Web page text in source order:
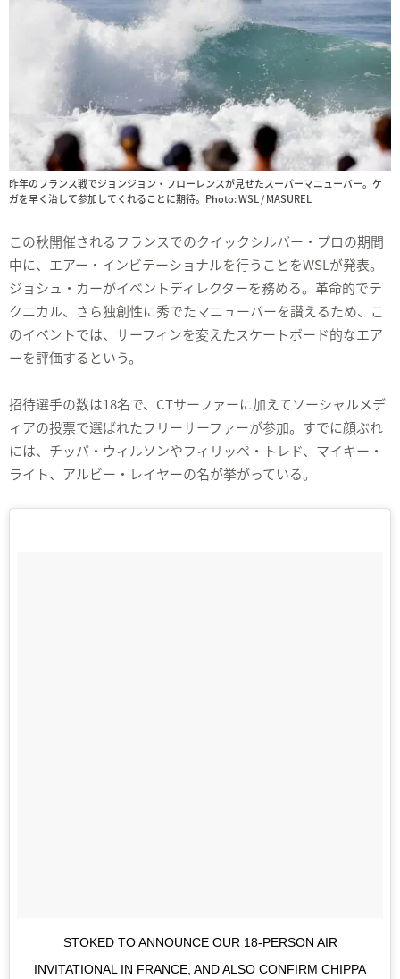
昨年のフランス戦でジョンジョン・フローレンスが見せたスーパーマニューバー。ケ
ガを早く治して参加してくれることに期待。Photo: WSL / MASUREL
この秋開催されるフランスでのクイックシルバー・プロの期間
中に、エアー・インビテーショナルを行うことをWSLが発表。
ジョシュ・カーがイベントディレクターを務める。革命的でテ
クニカル、さら独創性に秀でたマニューバーを讃えるため、こ
のイベントでは、サーフィンを変えたスケートボード的なエア
ーを評価するという。
招待選手の数は18名で、CTサーファーに加えてソーシャルメデ
ィアの投票で選ばれたフリーサーファーが参加。すでに顔ぶれ
には、チッパ・ウィルソンやフィリッペ・トレド、マイキー・
ライト、アルビー・レイヤーの名が挙がっている。
STOKED TO ANNOUNCE OUR 18-PERSON AIR
INVITATIONAL IN FRANCE, AND ALSO CONFIRM CHIPPA